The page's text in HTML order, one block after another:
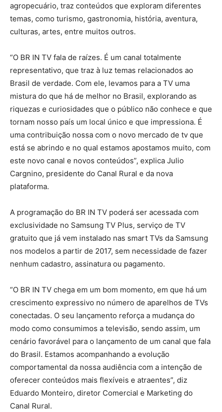
agropecuário, traz conteúdos que exploram diferentes
temas, como turismo, gastronomia, história, aventura,
culturas, artes, entre muitos outros.
“O BR IN TV fala de raízes. É um canal totalmente
representativo, que traz à luz temas relacionados ao
Brasil de verdade. Com ele, levamos para a TV uma
mistura do que há de melhor no Brasil, explorando as
riquezas e curiosidades que o público não conhece e que
tornam nosso país um local único e que impressiona. É
uma contribuição nossa com o novo mercado de tv que
está se abrindo e no qual estamos apostamos muito, com
este novo canal e novos conteúdos”, explica Julio
Cargnino, presidente do Canal Rural e da nova
plataforma.
A programação do BR IN TV poderá ser acessada com
exclusividade no Samsung TV Plus, serviço de TV
gratuito que já vem instalado nas smart TVs da Samsung
nos modelos a partir de 2017, sem necessidade de fazer
nenhum cadastro, assinatura ou pagamento.
“O BR IN TV chega em um bom momento, em que há um
crescimento expressivo no número de aparelhos de TVs
conectadas. O seu lançamento reforça a mudança do
modo como consumimos a televisão, sendo assim, um
cenário favorável para o lançamento de um canal que fala
do Brasil. Estamos acompanhando a evolução
comportamental da nossa audiência com a intenção de
oferecer conteúdos mais flexíveis e atraentes”, diz
Eduardo Monteiro, diretor Comercial e Marketing do
Canal Rural.